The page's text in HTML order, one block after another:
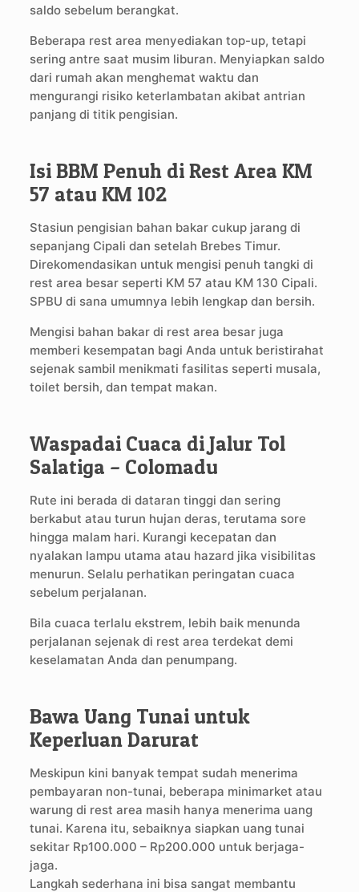
saldo sebelum berangkat.
Beberapa rest area menyediakan top-up, tetapi
sering antre saat musim liburan. Menyiapkan saldo
dari rumah akan menghemat waktu dan
mengurangi risiko keterlambatan akibat antrian
panjang di titik pengisian.
Isi BBM Penuh di Rest Area KM
57 atau KM 102
Stasiun pengisian bahan bakar cukup jarang di
sepanjang Cipali dan setelah Brebes Timur.
Direkomendasikan untuk mengisi penuh tangki di
rest area besar seperti KM 57 atau KM 130 Cipali.
SPBU di sana umumnya lebih lengkap dan bersih.
Mengisi bahan bakar di rest area besar juga
memberi kesempatan bagi Anda untuk beristirahat
sejenak sambil menikmati fasilitas seperti musala,
toilet bersih, dan tempat makan.
Waspadai Cuaca di Jalur Tol
Salatiga – Colomadu
Rute ini berada di dataran tinggi dan sering
berkabut atau turun hujan deras, terutama sore
hingga malam hari. Kurangi kecepatan dan
nyalakan lampu utama atau hazard jika visibilitas
menurun. Selalu perhatikan peringatan cuaca
sebelum perjalanan.
Bila cuaca terlalu ekstrem, lebih baik menunda
perjalanan sejenak di rest area terdekat demi
keselamatan Anda dan penumpang.
Bawa Uang Tunai untuk
Keperluan Darurat
Meskipun kini banyak tempat sudah menerima
pembayaran non-tunai, beberapa minimarket atau
warung di rest area masih hanya menerima uang
tunai. Karena itu, sebaiknya siapkan uang tunai
sekitar Rp100.000 – Rp200.000 untuk berjaga-
jaga.
Langkah sederhana ini bisa sangat membantu